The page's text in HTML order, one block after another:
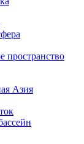
пространство
Азия